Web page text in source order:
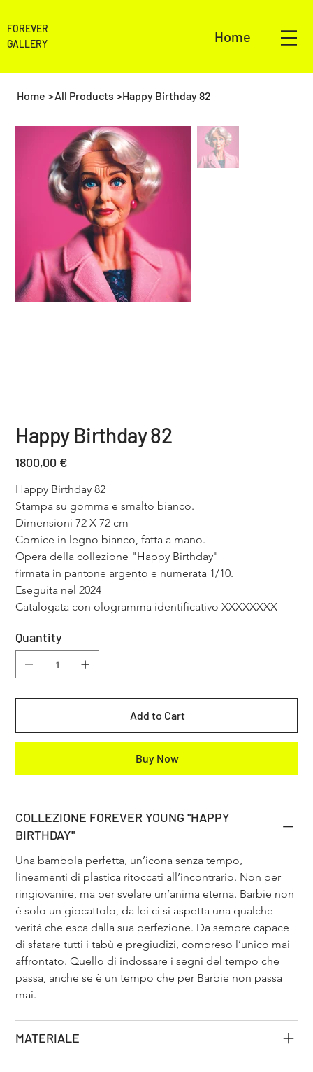
FOREVER
GALLERY
Home
Home >All Products >Happy Birthday 82
Happy Birthday 82
1800,00 €
Happy Birthday 82
Stampa su gomma e smalto bianco.
Dimensioni 72 X 72 cm
Cornice in legno bianco, fatta a mano.
Opera della collezione "Happy Birthday"
firmata in pantone argento e numerata 1/10.
Eseguita nel 2024
Catalogata con ologramma identificativo XXXXXXXX
Quantity
Add to Cart
Buy Now
COLLEZIONE FOREVER YOUNG "HAPPY
BIRTHDAY"
Una bambola perfetta, un’icona senza tempo,
lineamenti di plastica ritoccati all’incontrario. Non per
ringiovanire, ma per svelare un’anima eterna. Barbie non
è solo un giocattolo, da lei ci si aspetta una qualche
verità che esca dalla sua perfezione. Da sempre capace
di sfatare tutti i tabù e pregiudizi, compreso l’unico mai
affrontato. Quello di indossare i segni del tempo che
passa, anche se è un tempo che per Barbie non passa
mai.
MATERIALE